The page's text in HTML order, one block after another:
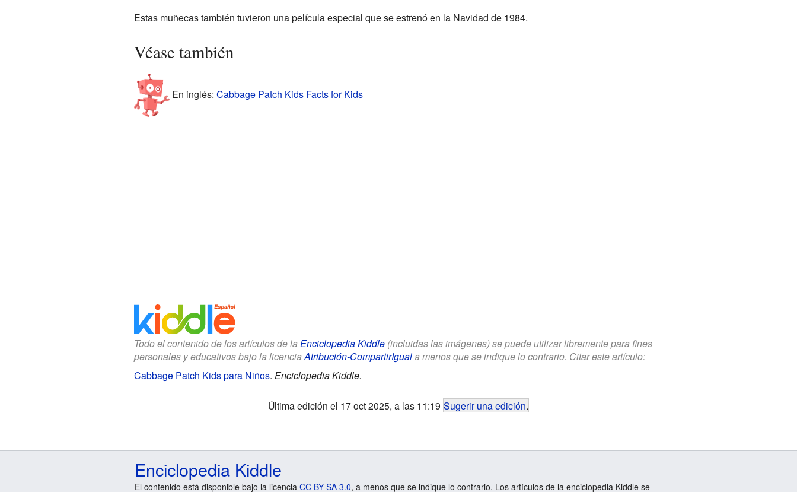
Estas muñecas también tuvieron una película especial que se estrenó en la Navidad de 1984.
Véase también
En inglés: Cabbage Patch Kids Facts for Kids
Todo el contenido de los artículos de la Enciclopedia Kiddle(incluidas las imágenes) se puede utilizar libremente para fines
personales y educativos bajo la licenciaAtribución-CompartirIguala menos que se indique lo contrario. Citar este artículo:
Cabbage Patch Kids para Niños. Enciclopedia Kiddle.
Última edición el 17 oct 2025, a las 11:19 Sugerir una edición.
Enciclopedia Kiddle
El contenido está disponible bajo la licencia CC BY-SA 3.0, a menos que se indique lo contrario. Los artículos de la enciclopedia Kiddle se